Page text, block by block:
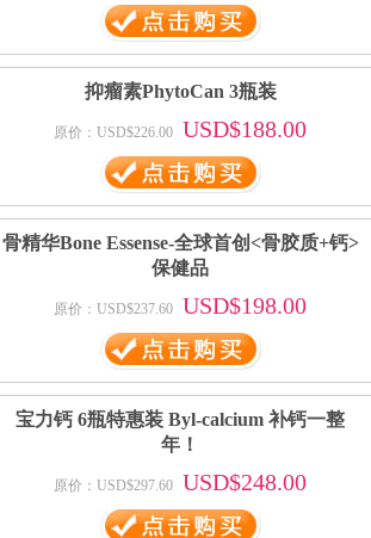
抑瘤素PhytoCan 3瓶装
原价：USD$226.00 USD$188.00
骨精华Bone Essense-全球首创<骨胶质+钙>
保健品
原价：USD$237.60 USD$198.00
宝力钙 6瓶特惠装 Byl-calcium 补钙一整
年！
原价：USD$297.60 USD$248.00